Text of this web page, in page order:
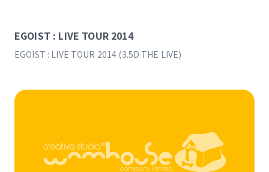
EGOIST : LIVE TOUR 2014
EGOIST : LIVE TOUR 2014 (3.5D THE LIVE)